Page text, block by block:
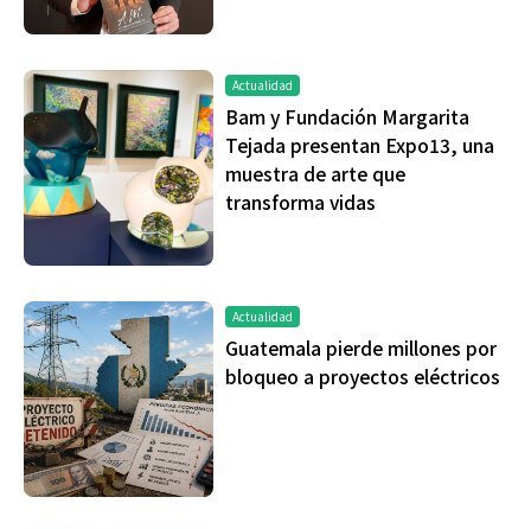
Actualidad
Bam y Fundación Margarita
Tejada presentan Expo13, una
muestra de arte que
transforma vidas
Actualidad
Guatemala pierde millones por
bloqueo a proyectos eléctricos